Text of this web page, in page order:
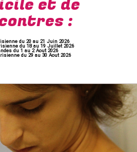
et de
:
du 20 au 21 Juin 2026
du 18 au 19 Juillet 2026
du 1 au 2 Aout 2026
du 29 au 30 Aout 2026